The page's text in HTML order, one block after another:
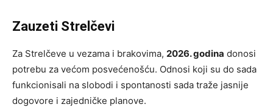
Zauzeti Strelčevi
Za Strelčeve u vezama i brakovima, 2026. godina donosi
potrebu za većom posvećenošću. Odnosi koji su do sada
funkcionisali na slobodi i spontanosti sada traže jasnije
dogovore i zajedničke planove.